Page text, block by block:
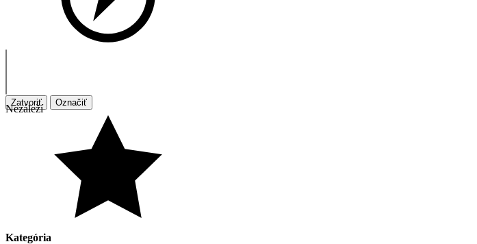
Zatvoriť Označiť
Nezáleží
Kategória